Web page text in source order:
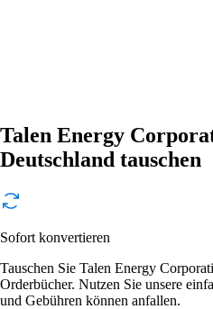
Talen Energy
Deutschland tauschen
Sofort konvertieren
Tauschen Sie Talen Energy
Orderbücher. Nutzen Sie unsere
und Gebühren können anfallen.